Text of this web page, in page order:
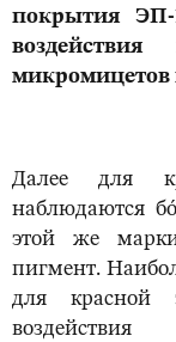
покрытия
микромицетов
Далее для
наблюдаются
этой же
пигмент.
для красной